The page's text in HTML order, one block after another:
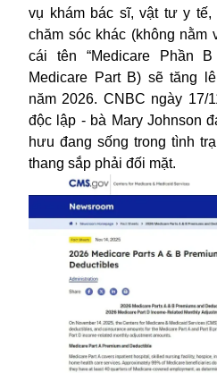
vụ khám bác sĩ, vật tư y
chăm sóc khác (không nằm
cái tên “Medicare Phần B
Medicare Part B) sẽ tăng
năm 2026. CNBC ngày 17/
độc lập - bà Mary Johnson
hưu đang sống trong tình
thang sắp phải đối mặt.